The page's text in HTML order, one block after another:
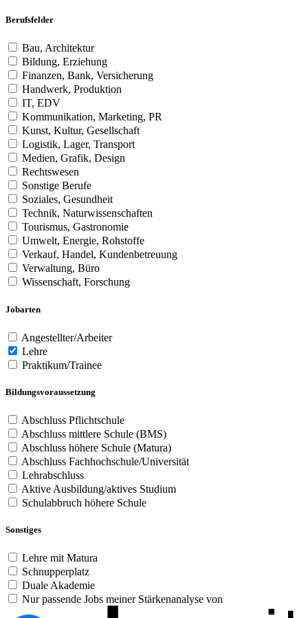
Berufsfelder
Bau, Architektur
Bildung, Erziehung
Finanzen, Bank, Versicherung
Handwerk, Produktion
IT, EDV
Kommunikation, Marketing, PR
Kunst, Kultur, Gesellschaft
Logistik, Lager, Transport
Medien, Grafik, Design
Rechtswesen
Sonstige Berufe
Soziales, Gesundheit
Technik, Naturwissenschaften
Tourismus, Gastronomie
Umwelt, Energie, Rohstoffe
Verkauf, Handel, Kundenbetreuung
Verwaltung, Büro
Wissenschaft, Forschung
Jobarten
Angestellter/Arbeiter
Lehre
Praktikum/Trainee
Bildungsvoraussetzung
Abschluss Pflichtschule
Abschluss mittlere Schule (BMS)
Abschluss höhere Schule (Matura)
Abschluss Fachhochschule/Universität
Lehrabschluss
Aktive Ausbildung/aktives Studium
Schulabbruch höhere Schule
Sonstiges
Lehre mit Matura
Schnupperplatz
Duale Akademie
Nur passende Jobs meiner Stärkenanalyse von